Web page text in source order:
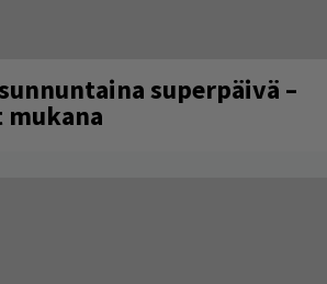
superpäivä –